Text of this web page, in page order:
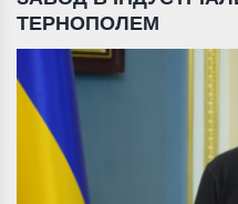
ТЕРНОПОЛЕМ